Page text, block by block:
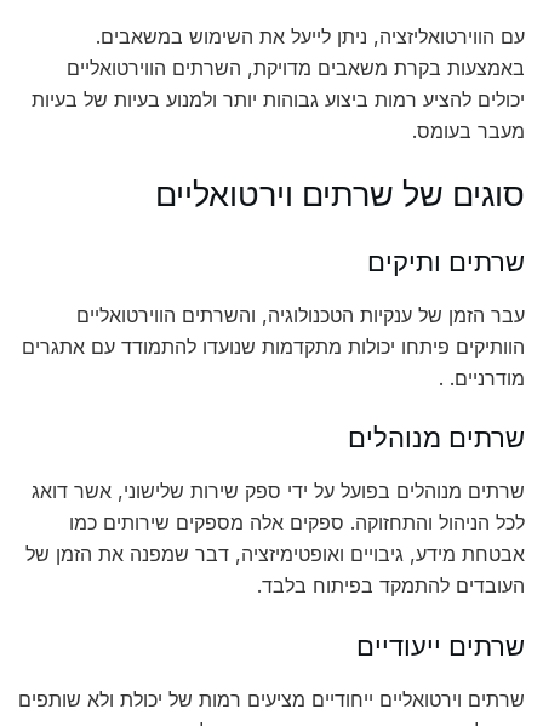
עם הווירטואליזציה, ניתן לייעל את השימוש במשאבים.
באמצעות בקרת משאבים מדויקת, השרתים הווירטואליים
יכולים להציע רמות ביצוע גבוהות יותר ולמנוע בעיות של בעיות
מעבר בעומס.
סוגים של שרתים וירטואליים
שרתים ותיקים
עבר הזמן של ענקיות הטכנולוגיה, והשרתים הווירטואליים
הוותיקים פיתחו יכולות מתקדמות שנועדו להתמודד עם אתגרים
מודרניים. .
שרתים מנוהלים
שרתים מנוהלים בפועל על ידי ספק שירות שלישוני, אשר דואג
לכל הניהול והתחזוקה. ספקים אלה מספקים שירותים כמו
אבטחת מידע, גיבויים ואופטימיזציה, דבר שמפנה את הזמן של
העובדים להתמקד בפיתוח בלבד.
שרתים ייעודיים
שרתים וירטואליים ייחודיים מציעים רמות של יכולת ולא שותפים